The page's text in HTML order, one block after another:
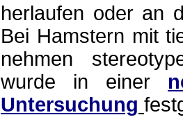
herlaufen oder an
Bei Hamstern mit
nehmen
wurde in einer
Untersuchung